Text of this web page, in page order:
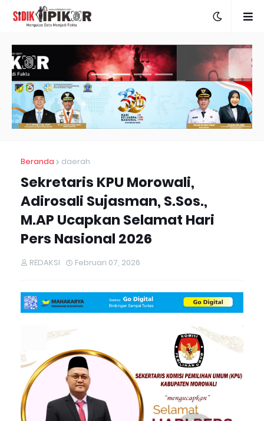
Beranda daerah
Sekretaris KPU Morowali,
Adirosali Sujasman, S.Sos.,
M.AP Ucapkan Selamat Hari
Pers Nasional 2026
REDAKSI Februari 07, 2026